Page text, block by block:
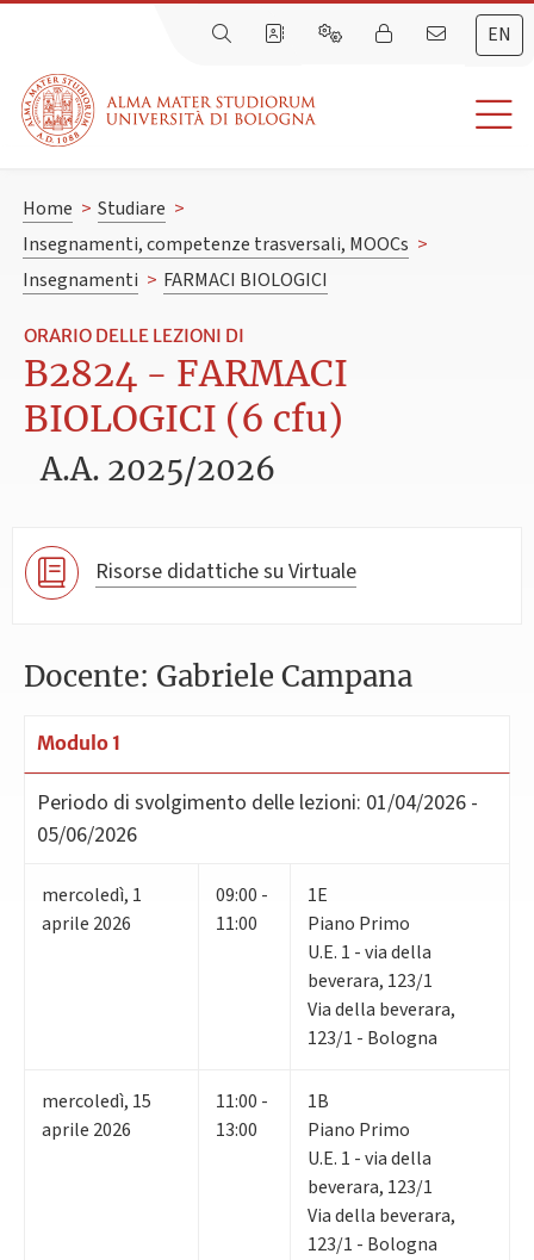
EN
Home > Studiare >
Insegnamenti, competenze trasversali, MOOCs >
Insegnamenti > FARMACI BIOLOGICI
ORARIO DELLE LEZIONI DI
B2824 - FARMACI
BIOLOGICI (6 cfu)
A.A. 2025/2026
Risorse didattiche su Virtuale
Docente: Gabriele Campana
Modulo 1
Periodo di svolgimento delle lezioni: 01/04/2026 -
05/06/2026
mercoledì, 1
aprile 2026
09:00 -
11:00
1E
Piano Primo
U.E. 1 - via della
beverara, 123/1
Via della beverara,
123/1 - Bologna
mercoledì, 15
aprile 2026
11:00 -
13:00
1B
Piano Primo
U.E. 1 - via della
beverara, 123/1
Via della beverara,
123/1 - Bologna